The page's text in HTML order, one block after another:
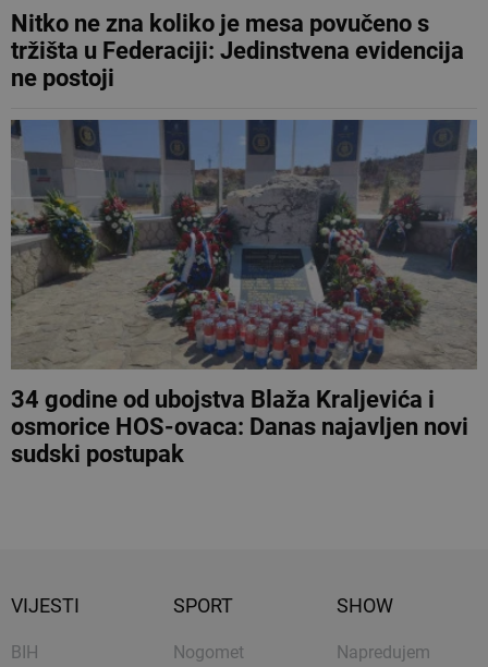
Nitko ne zna koliko je mesa povučeno s
tržišta u Federaciji: Jedinstvena evidencija
ne postoji
34 godine od ubojstva Blaža Kraljevića i
osmorice HOS-ovaca: Danas najavljen novi
sudski postupak
VIJESTI
BIH
SPORT
Nogomet
SHOW
Napredujem